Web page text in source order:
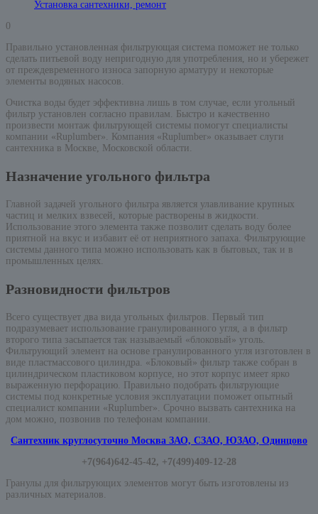
Установка сантехники, ремонт
0
Правильно установленная фильтрующая система поможет не только
сделать питьевой воду непригодную для употребления, но и убережет
от преждевременного износа запорную арматуру и некоторые
элементы водяных насосов.
Очистка воды будет эффективна лишь в том случае, если угольный
фильтр установлен согласно правилам. Быстро и качественно
произвести монтаж фильтрующей системы помогут специалисты
компании «Ruplumber». Компания «Ruplumber» оказывает слуги
сантехника в Москве, Московской области.
Назначение угольного фильтра
Главной задачей угольного фильтра является улавливание крупных
частиц и мелких взвесей, которые растворены в жидкости.
Использование этого элемента также позволит сделать воду более
приятной на вкус и избавит её от неприятного запаха. Фильтрующие
системы данного типа можно использовать как в бытовых, так и в
промышленных целях.
Разновидности фильтров
Всего существует два вида угольных фильтров. Первый тип
подразумевает использование гранулированного угля, а в фильтр
второго типа засыпается так называемый «блоковый» уголь.
Фильтрующий элемент на основе гранулированного угля изготовлен в
виде пластмассового цилиндра. «Блоковый» фильтр также собран в
цилиндрическом пластиковом корпусе, но этот корпус имеет ярко
выраженную перфорацию. Правильно подобрать фильтрующие
системы под конкретные условия эксплуатации поможет опытный
специалист компании «Ruplumber». Срочно вызвать сантехника на
дом можно, позвонив по телефонам компании.
Сантехник круглосуточно Москва ЗАО, СЗАО, ЮЗАО, Одинцово
+7(964)642-45-42, +7(499)409-12-28
Гранулы для фильтрующих элементов могут быть изготовлены из
различных материалов.